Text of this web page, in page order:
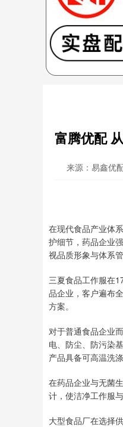
富腾优配
来源：易鑫优
在现代食品产业体
护细节，药品企业
视品质形象与体系
三夏食品工作服在
品企业，客户遍布
方案。
对于普通食品企业
电、防尘、防污染
产品具备可高温洗
在药品企业与无菌
计，使洁净工作服
大型食品厂在选择